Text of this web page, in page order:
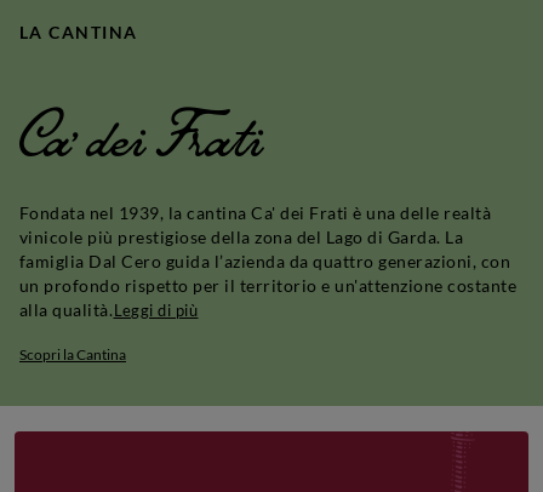
LA CANTINA
Ca' dei Frati
Fondata nel 1939, la cantina Ca' dei Frati è una delle realtà
vinicole più prestigiose della zona del Lago di Garda. La
famiglia Dal Cero guida l’azienda da quattro generazioni, con
un profondo rispetto per il territorio e un'attenzione costante
alla qualità.Leggi di più
Scopri la Cantina